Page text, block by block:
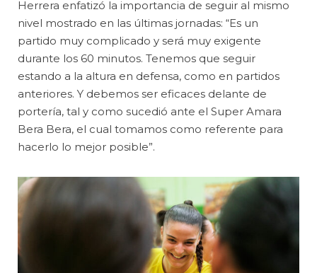
Herrera enfatizó la importancia de seguir al mismo
nivel mostrado en las últimas jornadas: “Es un
partido muy complicado y será muy exigente
durante los 60 minutos. Tenemos que seguir
estando a la altura en defensa, como en partidos
anteriores. Y debemos ser eficaces delante de
portería, tal y como sucedió ante el Super Amara
Bera Bera, el cual tomamos como referente para
hacerlo lo mejor posible”.